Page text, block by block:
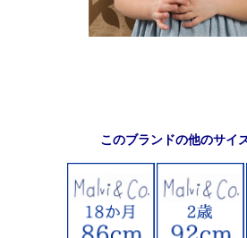
このブランドの他のサイ